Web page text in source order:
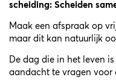
scheiding: Scheiden
Maak een afspraak op
maar dit kan natuurlijk
De dag die in het leven
aandacht te vragen voor